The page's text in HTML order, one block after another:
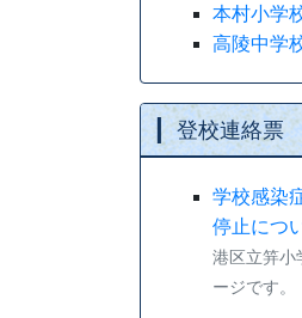
本村小学
高陵中学
登校連絡票
学校感染
停止につ
港区立笄小
ージです。